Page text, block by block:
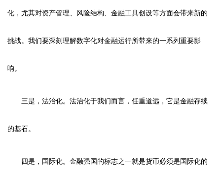
化，尤其对资产管理、风险结构、金融工具创设等方面会带来新的
挑战。我们要深刻理解数字化对金融运行所带来的一系列重要影
响。
三是，法治化。法治化于我们而言，任重道远，它是金融存续
的基石。
四是，国际化。金融强国的标志之一就是货币必须是国际化的